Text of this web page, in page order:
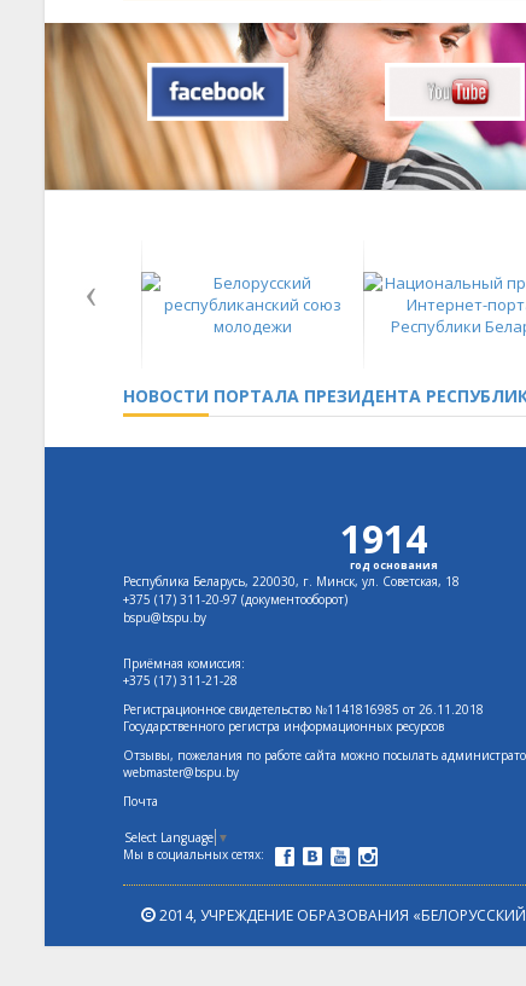
НОВОСТИ ПОРТАЛА ПРЕЗИДЕНТА
1914
год основания
Республика Беларусь, 220030, г. Минск, ул. Советская, 18
+375 (17) 311-20-97 (документооборот)
bspu@bspu.by
Приёмная комиссия:
+375 (17) 311-21-28
Регистрационное свидетельство №1141816985 от 26.11.2018
Государственного регистра информационных ресурсов
Отзывы, пожелания по работе сайта можно посылать
webmaster@bspu.by
Почта
Select Language ▼
Мы в социальных сетях:
2014, УЧРЕЖДЕНИЕ ОБРАЗОВАНИЯ